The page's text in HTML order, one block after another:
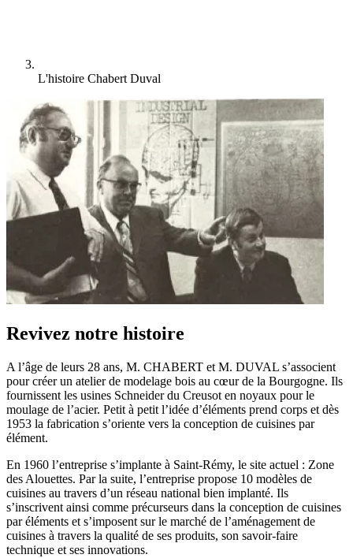
L'histoire Chabert Duval
Revivez notre histoire
A l’âge de leurs 28 ans, M. CHABERT et M. DUVAL s’associent
pour créer un atelier de modelage bois au cœur de la Bourgogne. Ils
fournissent les usines Schneider du Creusot en noyaux pour le
moulage de l’acier. Petit à petit l’idée d’éléments prend corps et dès
1953 la fabrication s’oriente vers la conception de cuisines par
élément.
En 1960 l’entreprise s’implante à Saint-Rémy, le site actuel : Zone
des Alouettes. Par la suite, l’entreprise propose 10 modèles de
cuisines au travers d’un réseau national bien implanté. Ils
s’inscrivent ainsi comme précurseurs dans la conception de cuisines
par éléments et s’imposent sur le marché de l’aménagement de
cuisines à travers la qualité de ses produits, son savoir-faire
technique et ses innovations.